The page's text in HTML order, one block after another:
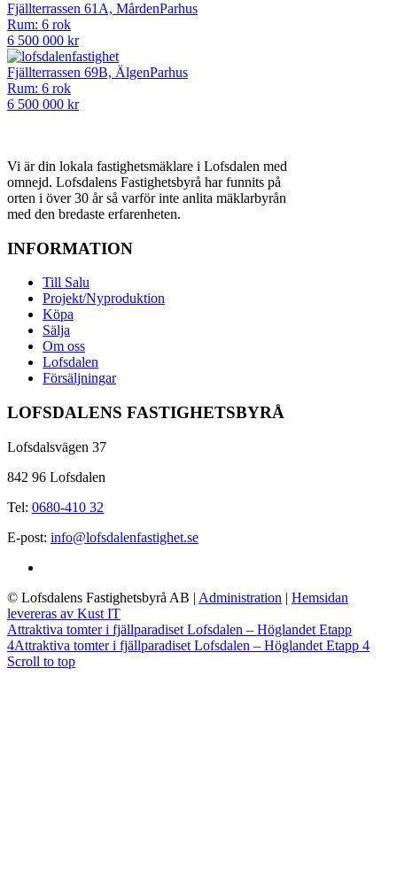
Fjällterrassen 61A, MårdenParhus
Rum: 6 rok
6 500 000 kr
Fjällterrassen 69B, ÄlgenParhus
Rum: 6 rok
6 500 000 kr
Vi är din lokala fastighetsmäklare i Lofsdalen med
omnejd. Lofsdalens Fastighetsbyrå har funnits på
orten i över 30 år så varför inte anlita mäklarbyrån
med den bredaste erfarenheten.
INFORMATION
Till Salu
Projekt/Nyproduktion
Köpa
Sälja
Om oss
Lofsdalen
Försäljningar
LOFSDALENS FASTIGHETSBYRÅ
Lofsdalsvägen 37
842 96 Lofsdalen
Tel: 0680-410 32
E-post: info@lofsdalenfastighet.se
© Lofsdalens Fastighetsbyrå AB | Administration | Hemsidan
levereras av Kust IT
Attraktiva tomter i fjällparadiset Lofsdalen – Höglandet Etapp
4Attraktiva tomter i fjällparadiset Lofsdalen – Höglandet Etapp 4
Scroll to top